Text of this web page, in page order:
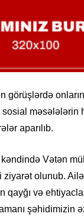
görüşlərdə
məsələlərin
aparılıb.
Vətən
ziyarət olunub.
qayğı və
şəhidimizin